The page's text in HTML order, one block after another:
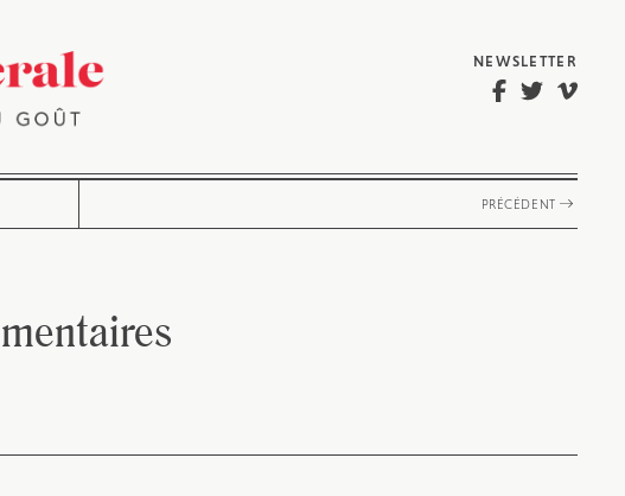
NEWSLETTER
PRÉCÉDENT